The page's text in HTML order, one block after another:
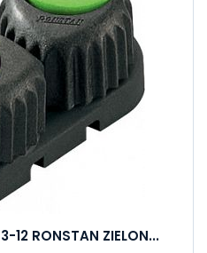
12 RONSTAN ZIELON...